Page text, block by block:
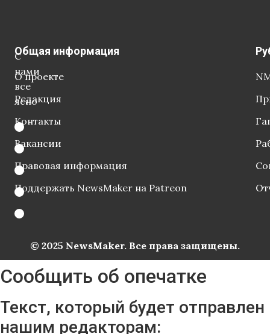
С
нами
все
ясно
Общая информация
О проекте
Редакция
Контакты
Вакансии
Правовая информация
Поддержать NewsMaker на Patreon
© 2025 NewsMaker. Все права защищены.
Сообщить об опечатке
Текст, который будет отправлен
нашим редакторам: